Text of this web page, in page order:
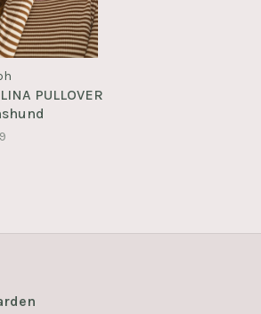
PULLOVER